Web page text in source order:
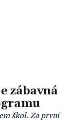
zábavná
škol. Za první